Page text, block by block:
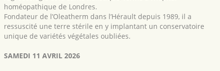
homéopathique de Londres.
Fondateur de l’Oleatherm dans l’Hérault depuis 1989, il a
ressuscité une terre stérile en y implantant un conservatoire
unique de variétés végétales oubliées.
SAMEDI 11 AVRIL 2026